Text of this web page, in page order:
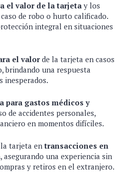
el valor de la tarjeta y los
de robo o hurto calificado.
integral en situaciones
el valorde la tarjeta en casos
brindando una respuesta
inesperados.
para gastos médicos y
de accidentes personales,
en momentos difíciles.
tarjeta entransacciones en
, asegurando una experiencia sin
y retiros en el extranjero.